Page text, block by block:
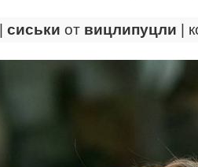
сиськи от вицлипуцли